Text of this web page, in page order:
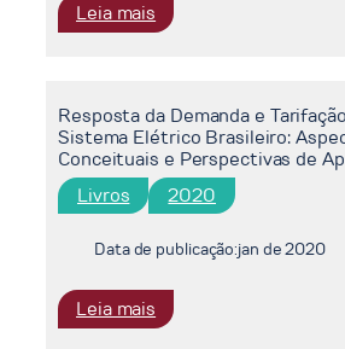
Brasileiro:
Perspectivas
de
Aplicação
Leia mais
Climate
the
Energy
Sector
in
Resposta da Demanda e
Sistema Elétrico Brasileiro:
Conceituais e Perspectivas de
Livros 2020
Data de publicação:jan de 2020
Leia mais
Resposta